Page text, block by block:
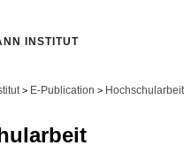
INSTITUT
> E-Publication >